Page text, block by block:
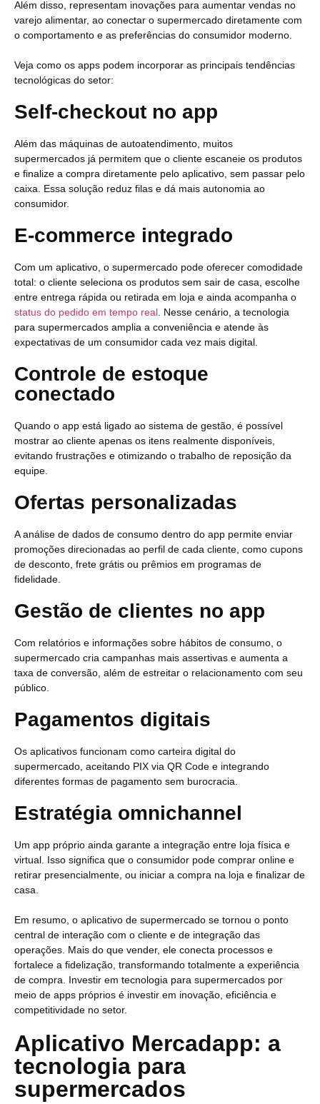
Além disso, representam inovações para aumentar vendas no
varejo alimentar, ao conectar o supermercado diretamente com
o comportamento e as preferências do consumidor moderno.
Veja como os apps podem incorporar as principais tendências
tecnológicas do setor:
Self-checkout no app
Além das máquinas de autoatendimento, muitos
supermercados já permitem que o cliente escaneie os produtos
e finalize a compra diretamente pelo aplicativo, sem passar pelo
caixa. Essa solução reduz filas e dá mais autonomia ao
consumidor.
E-commerce integrado
Com um aplicativo, o supermercado pode oferecer comodidade
total: o cliente seleciona os produtos sem sair de casa, escolhe
entre entrega rápida ou retirada em loja e ainda acompanha o
status do pedido em tempo real. Nesse cenário, a tecnologia
para supermercados amplia a conveniência e atende às
expectativas de um consumidor cada vez mais digital.
Controle de estoque
conectado
Quando o app está ligado ao sistema de gestão, é possível
mostrar ao cliente apenas os itens realmente disponíveis,
evitando frustrações e otimizando o trabalho de reposição da
equipe.
Ofertas personalizadas
A análise de dados de consumo dentro do app permite enviar
promoções direcionadas ao perfil de cada cliente, como cupons
de desconto, frete grátis ou prêmios em programas de
fidelidade.
Gestão de clientes no app
Com relatórios e informações sobre hábitos de consumo, o
supermercado cria campanhas mais assertivas e aumenta a
taxa de conversão, além de estreitar o relacionamento com seu
público.
Pagamentos digitais
Os aplicativos funcionam como carteira digital do
supermercado, aceitando PIX via QR Code e integrando
diferentes formas de pagamento sem burocracia.
Estratégia omnichannel
Um app próprio ainda garante a integração entre loja física e
virtual. Isso significa que o consumidor pode comprar online e
retirar presencialmente, ou iniciar a compra na loja e finalizar de
casa.
Em resumo, o aplicativo de supermercado se tornou o ponto
central de interação com o cliente e de integração das
operações. Mais do que vender, ele conecta processos e
fortalece a fidelização, transformando totalmente a experiência
de compra. Investir em tecnologia para supermercados por
meio de apps próprios é investir em inovação, eficiência e
competitividade no setor.
Aplicativo Mercadapp: a
tecnologia para
supermercados